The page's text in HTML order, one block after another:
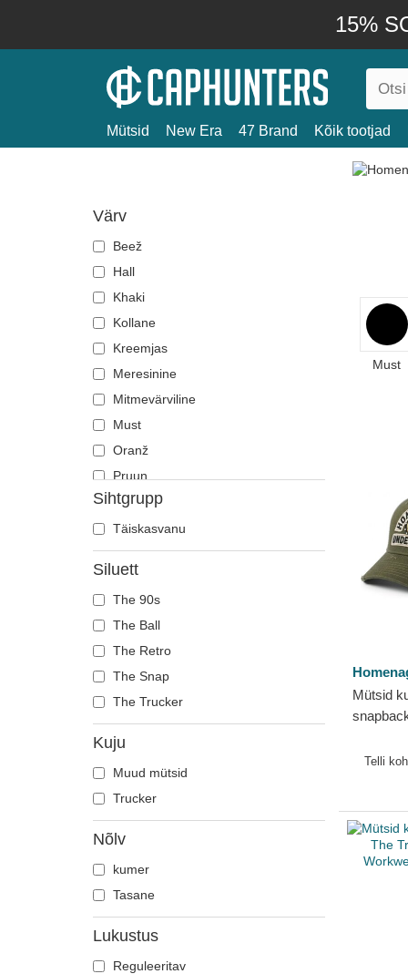
15%
Mütsid New Era 47 Brand Kõik tootjad
Värv
Beež
Hall
Khaki
Kollane
Kreemjas
Meresinine
Mitmevärviline
Must
Oranž
Pruun
Punane
Roheline
Roosa
Sinine
Sihtgrupp
Täiskasvanu
Siluett
The 90s
The Ball
The Retro
The Snap
The Trucker
Kuju
Muud mütsid
Trucker
Nõlv
kumer
Tasane
Lukustus
Reguleeritav
Must
Mütsid
Telli